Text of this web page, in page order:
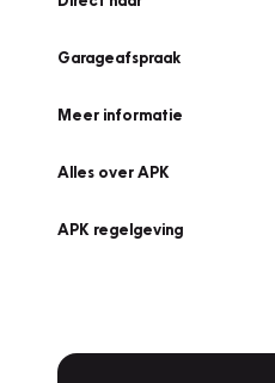
Garageafspraak
Meer informatie
Alles over APK
APK regelgeving